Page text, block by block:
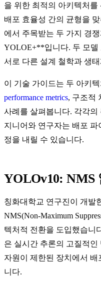
을 위한 최적의 아키텍처
배포 효율성 간의 균형을
에서 주목받는 두 가지 경
YOLOE+**입니다. 두 모델
서로 다른 설계 철학과 생
이 기술 가이드는 두 아키
performance metrics, 구조적
사례를 살펴봅니다. 각각의
지니어와 연구자는 배포
정을 내릴 수 있습니다.
YOLOv10: NMS
칭화대학교 연구진이 개발
NMS(Non-Maximum
텍처적 전환을 도입했습니
은 실시간 추론의 고질적
자원이 제한된 장치에서
니다.